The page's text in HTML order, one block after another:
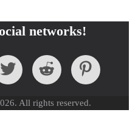
networks!
All rights reserved.